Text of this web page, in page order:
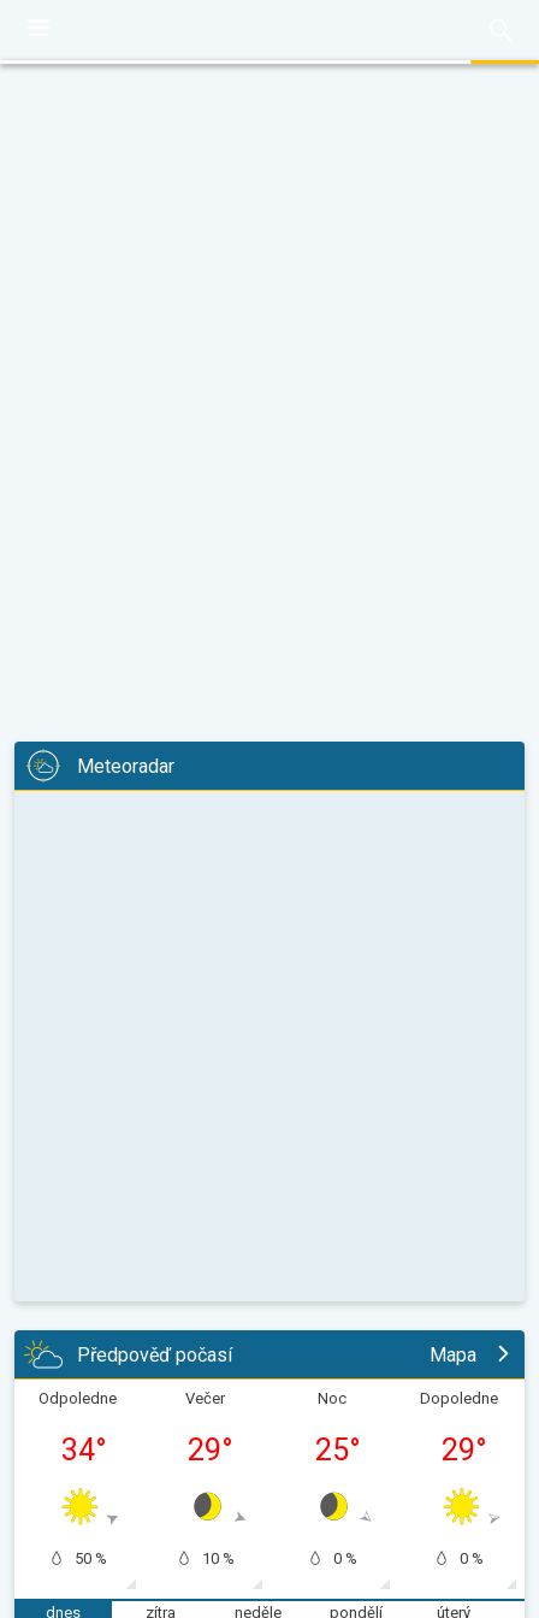
Meteoradar
Předpověď počasí Mapa
Odpoledne
34°
50 %
Večer
29°
10 %
Noc
25°
0 %
Dopoledne
29°
0 %
dnes
zítra
neděle
pondělí
úterý